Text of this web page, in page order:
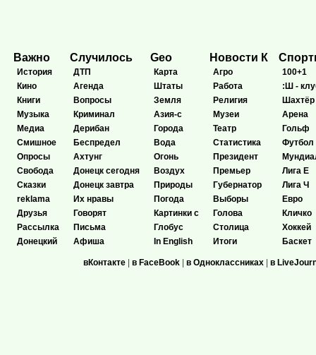
Важно
История
Кино
Книги
Музыка
Медиа
Смишное
Опросы
Свобода
Сказки
reklama
Друзья
Рассылка
Донецкий
Случилось
ДТП
Агенда
Вопросы
Криминал
Дерибан
Беспредел
Ахтунг
Донецк сегодня
Донецк завтра
Их нравы
Говорят
Письма
Афиша
Geo
Карта
Штаты
Земля
Азия-с
Города
Вода
Огонь
Воздух
Природы
Погода
Картинки с
Глобус
In English
Новости К
Агро
Работа
Религия
Музеи
Театр
Статистика
Президент
Премьер
Губернатор
Выборы
Голова
Столица
Итоги
100+1
:Ш -
Шахтёр
Арена
Гольф
Футбол
Лига Е
Лига Ч
Евро
Кличко
Хоккей
Баскет
вКонтакте | в FaceBook | в Одноклассниках | в